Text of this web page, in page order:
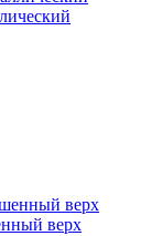
верх